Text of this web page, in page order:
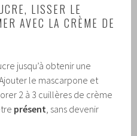
LISSER LE
AVEC LA CRÈME DE
jusqu’à obtenir une
Ajouter le mascarpone et
2 à 3 cuillères de crème
présent , sans devenir